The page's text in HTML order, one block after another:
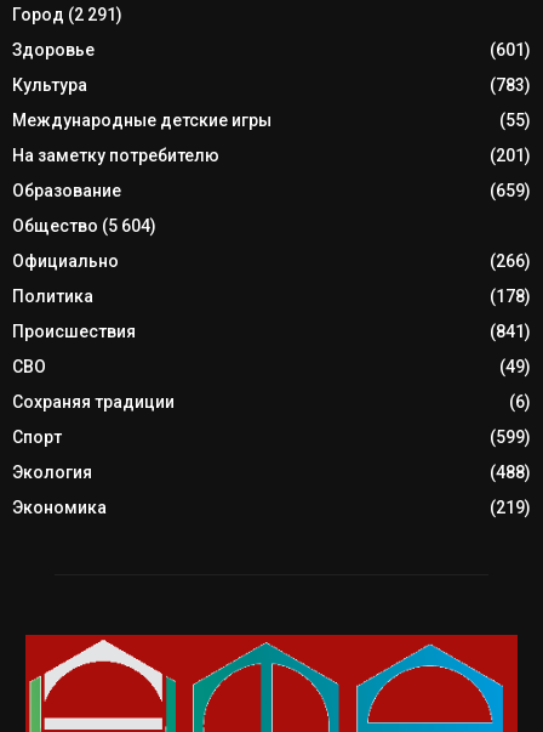
Город (2 291)
Здоровье
(601)
Культура
(783)
Международные детские игры
(55)
На заметку потребителю
(201)
Образование
(659)
Общество (5 604)
Официально
(266)
Политика
(178)
Происшествия
(841)
СВО
(49)
Сохраняя традиции
(6)
Спорт
(599)
Экология
(488)
Экономика
(219)